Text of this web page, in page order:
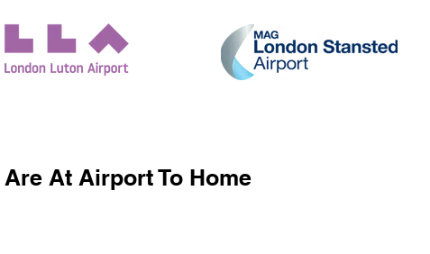
Are At Airport To Home